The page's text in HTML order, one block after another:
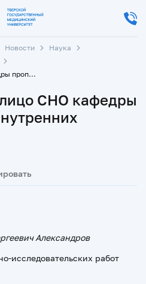
Новости
Наука
Ответственное лицо СНО кафедры пропедевтики внутренних болезней
СНО кафедры
Александров
исследовательских работ